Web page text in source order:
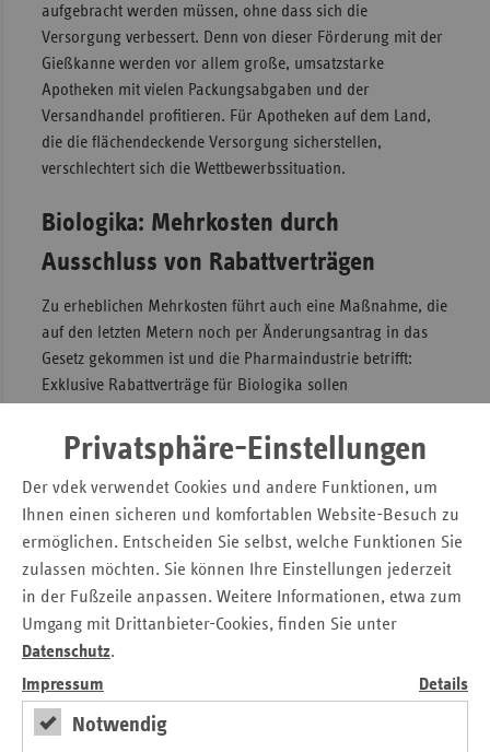
Privatsphäre-Einstellungen
Der vdek verwendet Cookies und andere Funktionen, um
Ihnen einen sicheren und komfortablen Website-Besuch zu
ermöglichen. Entscheiden Sie selbst, welche Funktionen Sie
zulassen möchten. Sie können Ihre Einstellungen jederzeit
in der Fußzeile anpassen. Weitere Informationen, etwa zum
Umgang mit Drittanbieter-Cookies, finden Sie unter
Datenschutz.
Impressum
Details
Notwendig
aufgebracht werden müssen, ohne dass sich die
Versorgung verbessert. Denn von dieser Förderung mit der
Gießkanne werden vor allem große, umsatzstarke
Apotheken mit vielen Packungsabgaben und der
Versandhandel profitieren. Für Apotheken auf dem Land,
die die flächendeckende Versorgung sicherstellen,
verschlechtert sich die Wettbewerbssituation.
Biologika: Mehrkosten durch
Ausschluss von Rabattverträgen
Zu erheblichen Mehrkosten führt auch eine Maßnahme, die
auf den letzten Metern noch per Änderungsantrag in das
Gesetz gekommen ist und die Pharmaindustrie betrifft:
Exklusive Rabattverträge für Biologika sollen
milliardenschweres Sparpotenzial verloren. Das ist ein
Geschenk an die Pharmaindustrie und angesichts der
dramatischen Finanzlage der GKV kontraproduktiv.
Ebenfalls kontraproduktiv ist, dass neue pharmazeutische
Dienstleistungen (pDL) nun vom Gesetzgeber bestimmt und
nicht wie bisher von den Selbstverwaltungspartnern
vereinbart werden. Dies widerspricht der
Versorgungsnähe.
Wenige Lichtblicke im Gesetz
Doch es gibt auch ein paar Lichtblicke im ApoVWG. Dazu